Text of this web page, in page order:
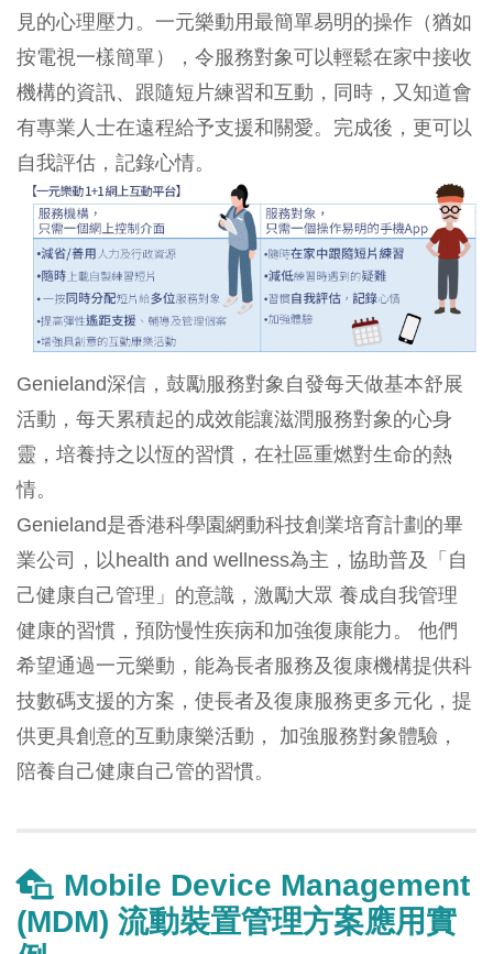
見的心理壓力。一元樂動用最簡單易明的操作（猶如
按電視一樣簡單），令服務對象可以輕鬆在家中接收
機構的資訊、跟隨短片練習和互動，同時，又知道會
有專業人士在遠程給予支援和關愛。完成後，更可以
自我評估，記錄心情。
Genieland深信，鼓勵服務對象自發每天做基本舒展
活動，每天累積起的成效能讓滋潤服務對象的心身
靈，培養持之以恆的習慣，在社區重燃對生命的熱
情。
Genieland是香港科學園網動科技創業培育計劃的畢
業公司，以health and wellness為主，協助普及「自
己健康自己管理」的意識，激勵大眾 養成自我管理
健康的習慣，預防慢性疾病和加強復康能力。 他們
希望通過一元樂動，能為長者服務及復康機構提供科
技數碼支援的方案，使長者及復康服務更多元化，提
供更具創意的互動康樂活動， 加強服務對象體驗，
陪養自己健康自己管的習慣。
Mobile Device Management
(MDM) 流動裝置管理方案應用實